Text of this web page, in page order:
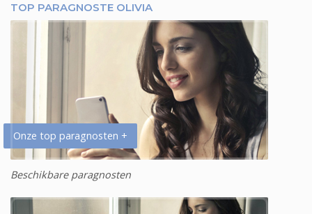
TOP PARAGNOSTE OLIVIA
Onze top paragnosten +
Beschikbare paragnosten